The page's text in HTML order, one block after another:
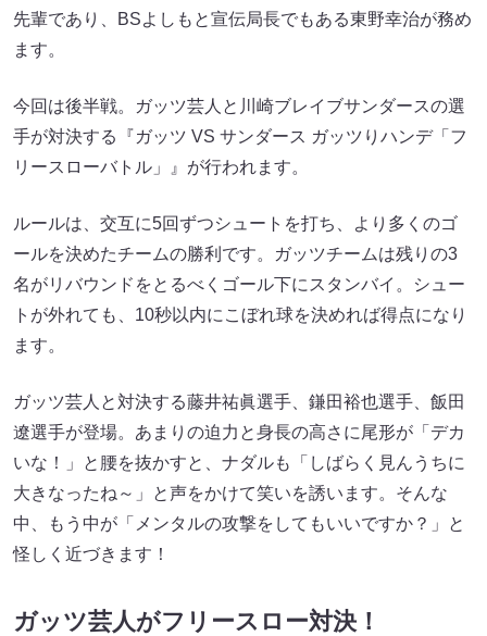
先輩であり、BSよしもと宣伝局長でもある東野幸治が務め
ます。
今回は後半戦。ガッツ芸人と川崎ブレイブサンダースの選
手が対決する『ガッツ VS サンダース ガッツりハンデ「フ
リースローバトル」』が行われます。
ルールは、交互に5回ずつシュートを打ち、より多くのゴ
ールを決めたチームの勝利です。ガッツチームは残りの3
名がリバウンドをとるべくゴール下にスタンバイ。シュー
トが外れても、10秒以内にこぼれ球を決めれば得点になり
ます。
ガッツ芸人と対決する藤井祐眞選手、鎌田裕也選手、飯田
遼選手が登場。あまりの迫力と身長の高さに尾形が「デカ
いな！」と腰を抜かすと、ナダルも「しばらく見んうちに
大きなったね～」と声をかけて笑いを誘います。そんな
中、もう中が「メンタルの攻撃をしてもいいですか？」と
怪しく近づきます！
ガッツ芸人がフリースロー対決！